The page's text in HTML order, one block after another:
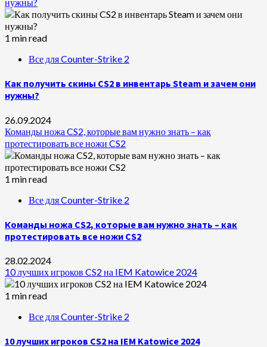
1 min read
Все для Counter-Strike 2
Как получить скины CS2 в инвентарь Steam и зачем они
нужны?
26.09.2024
Команды ножа CS2, которые вам нужно знать – как
протестировать все ножи CS2
1 min read
Все для Counter-Strike 2
Команды ножа CS2, которые вам нужно знать – как
протестировать все ножи CS2
28.02.2024
10 лучших игроков CS2 на IEM Katowice 2024
1 min read
Все для Counter-Strike 2
10 лучших игроков CS2 на IEM Katowice 2024